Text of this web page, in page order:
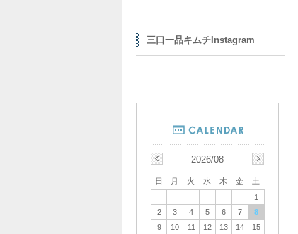
三口一品キムチInstagram
2026/08
日 月 火 水 木 金
土
1
2
3 4 5 6 7
8
9
10 11 12 13 14
15